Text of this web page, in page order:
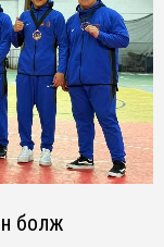
болж